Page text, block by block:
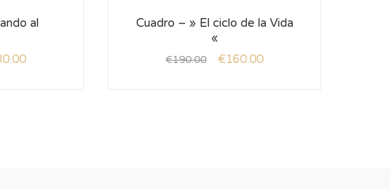
al
Cuadro – » El ciclo de la Vida
«
€190.00 €160.00